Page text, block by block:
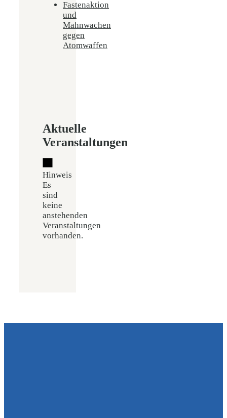
Fastenaktion
und
Mahnwachen
gegen
Atomwaffen
Aktuelle
Veranstaltungen
Hinweis
Es
sind
keine
anstehenden
Veranstaltungen
vorhanden.